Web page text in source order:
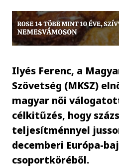
Ilyés Ferenc, a
Szövetség (MKSZ)
magyar női
célkitűzés, hogy
teljesítménnyel
decemberi Európa-
csoportköréből.